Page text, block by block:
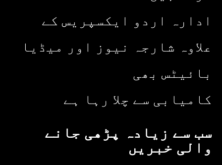
ادارہ اردو ایکسپریس کے
علاوہ شارجہ نیوز اور میڈیا
بائیٹس بھی
کامیابی سے چلا رہا ہے
سب سے زیادہ پڑھی جانے
والی خبریں